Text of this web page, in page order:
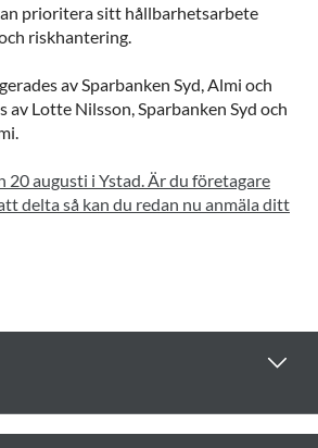
prioritera sitt hållbarhetsarbete
riskhantering.
av Sparbanken Syd, Almi och
av Lotte Nilsson, Sparbanken Syd och
20 augusti i Ystad. Är du företagare
delta så kan du redan nu anmäla ditt